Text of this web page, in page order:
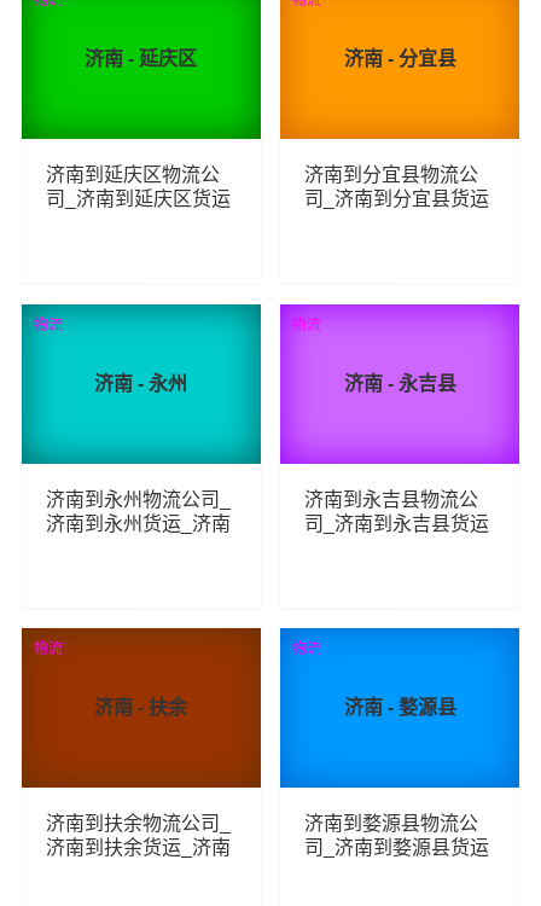
济南 - 延庆区
济南到延庆区物流公
司_济南到延庆区货运
64 查看详细
济南 - 分宜县
济南到分宜县物流公
司_济南到分宜县货运
85 查看详细
济南 - 永州
济南到永州物流公司_
济南到永州货运_济南
262 查看详细
物流
济南 - 永吉县
济南到永吉县物流公
司_济南到永吉县货运
66 查看详细
物流
济南 - 扶余
济南到扶余物流公司_
济南到扶余货运_济南
物流
济南 - 婺源县
济南到婺源县物流公
司_济南到婺源县货运
物流